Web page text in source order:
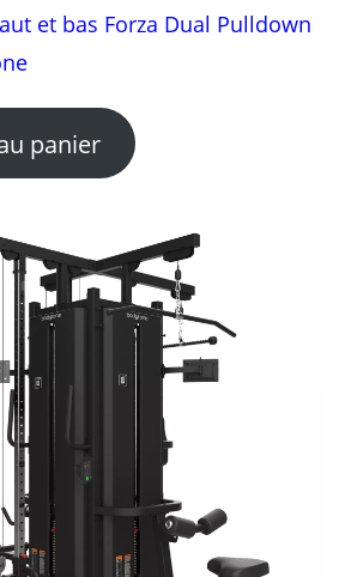
et bas Forza Dual Pulldown
panier